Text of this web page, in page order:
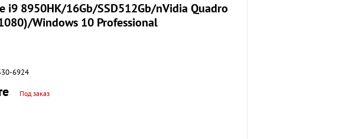
i9 8950HK/16Gb/SSD512Gb/nVidia Quadro
Windows 10 Professional
6924
Под заказ